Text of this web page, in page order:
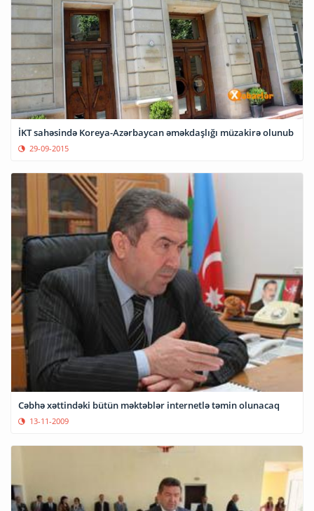
İKT sahəsində Koreya-Azərbaycan əməkdaşlığı müzakirə olunub
29-09-2015
Cəbhə xəttindəki bütün məktəblər internetlə təmin olunacaq
13-11-2009